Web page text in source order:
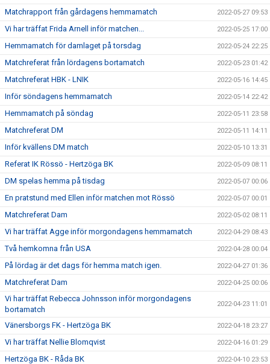
Matchrapport från gårdagens hemmamatch 2022-05-27 09:53
Vi har träffat Frida Arnell inför matchen... 2022-05-25 17:00
Hemmamatch för damlaget på torsdag 2022-05-24 22:25
Matchreferat från lördagens bortamatch 2022-05-23 01:42
Matchreferat HBK - LNIK 2022-05-16 14:45
Inför söndagens hemmamatch 2022-05-14 22:42
Hemmamatch på söndag 2022-05-11 23:58
Matchreferat DM 2022-05-11 14:11
Inför kvällens DM match 2022-05-10 13:31
Referat IK Rössö - Hertzöga BK 2022-05-09 08:11
DM spelas hemma på tisdag 2022-05-07 00:06
En pratstund med Ellen inför matchen mot Rössö 2022-05-07 00:01
Matchreferat Dam 2022-05-02 08:11
Vi har träffat Agge inför morgondagens hemmamatch 2022-04-29 08:43
Två hemkomna från USA 2022-04-28 00:04
På lördag är det dags för hemma match igen. 2022-04-27 01:36
Matchreferat Dam 2022-04-25 00:06
Vi har träffat Rebecca Johnsson inför morgondagens
bortamatch
2022-04-23 11:01
Vänersborgs FK - Hertzöga BK 2022-04-18 23:27
Vi har träffat Nellie Blomqvist 2022-04-16 01:29
Hertzöga BK - Råda BK 2022-04-10 23:53